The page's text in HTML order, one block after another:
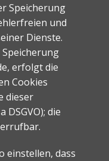
Speicherung
und
Dienste.
erfolgt die
Cookies
dieser
DSGVO); die
einstellen, dass